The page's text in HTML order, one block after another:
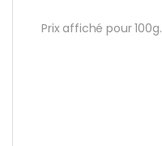
Prix affiché pour 100g.